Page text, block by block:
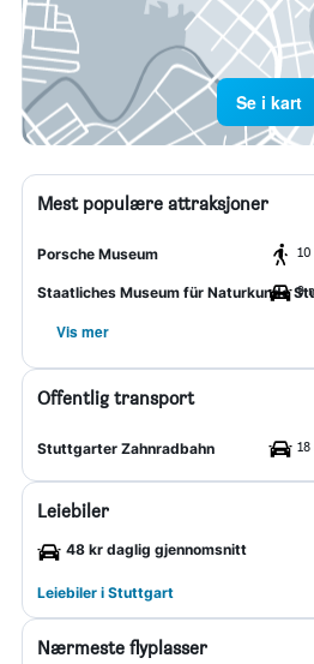
Se i kart
Mest populære attraksjoner
Porsche Museum
Staatliches Museum für Naturkunde9
Vis mer
Offentlig transport
Stuttgarter Zahnradbahn
Leiebiler
48 kr daglig gjennomsnitt
Leiebiler i Stuttgart
Nærmeste flyplasser